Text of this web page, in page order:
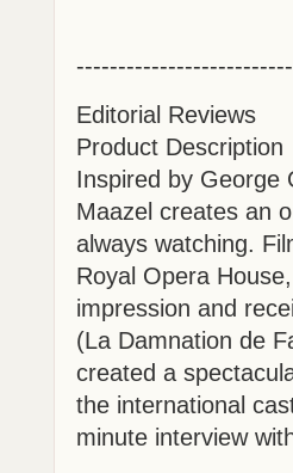
Editorial Reviews
Product Description
Inspired by George
Maazel creates an
always watching.
Royal Opera
impression and
(La Damnation de
created a
the international
minute interview